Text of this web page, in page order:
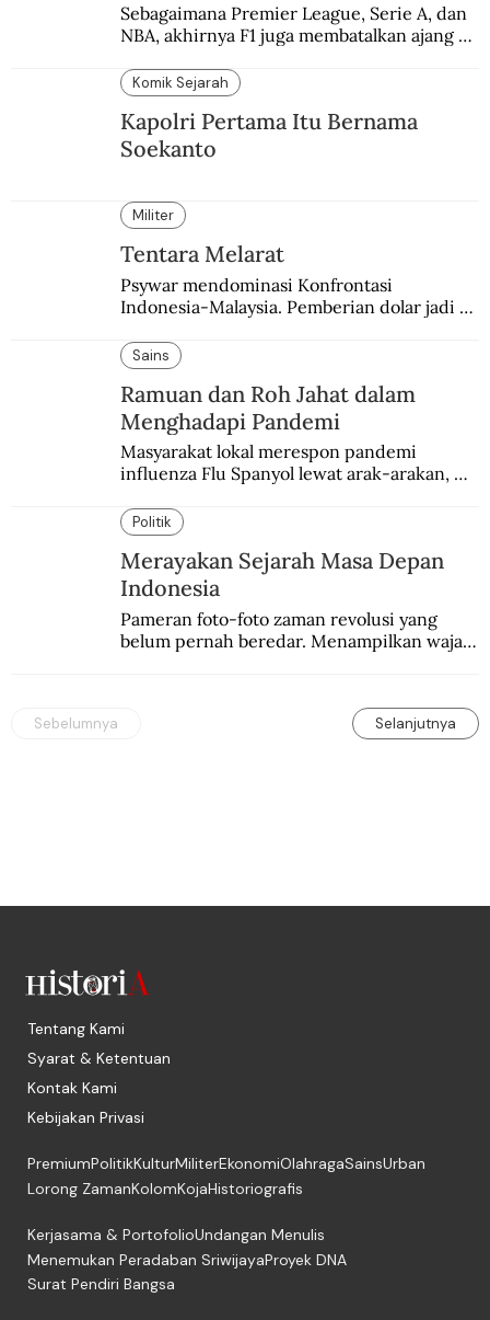
Sebagaimana Premier League, Serie A, dan
NBA, akhirnya F1 juga membatalkan ajang
enam dekade lampau.
Komik Sejarah
Kapolri Pertama Itu Bernama
Soekanto
Militer
Tentara Melarat
Psywar mendominasi Konfrontasi
Indonesia-Malaysia. Pemberian dolar jadi
Sains
Ramuan dan Roh Jahat dalam
Menghadapi Pandemi
Masyarakat lokal merespon pandemi
influenza Flu Spanyol lewat arak-arakan,
Politik
Merayakan Sejarah Masa Depan
Indonesia
Pameran foto-foto zaman revolusi yang
belum pernah beredar. Menampilkan wajah
Sebelumnya Selanjutnya
Tentang Kami
Syarat & Ketentuan
Kontak Kami
Kebijakan Privasi
PremiumPolitikKulturMiliterEkonomiOlahragaSainsUrban
Lorong ZamanKolomKojaHistoriografis
Kerjasama & PortofolioUndangan Menulis
Menemukan Peradaban SriwijayaProyek DNA
Surat Pendiri Bangsa